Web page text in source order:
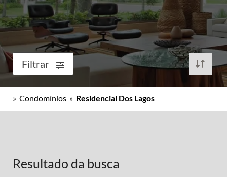
Filtrar
» Condomínios » Residencial Dos Lagos
Resultado da busca